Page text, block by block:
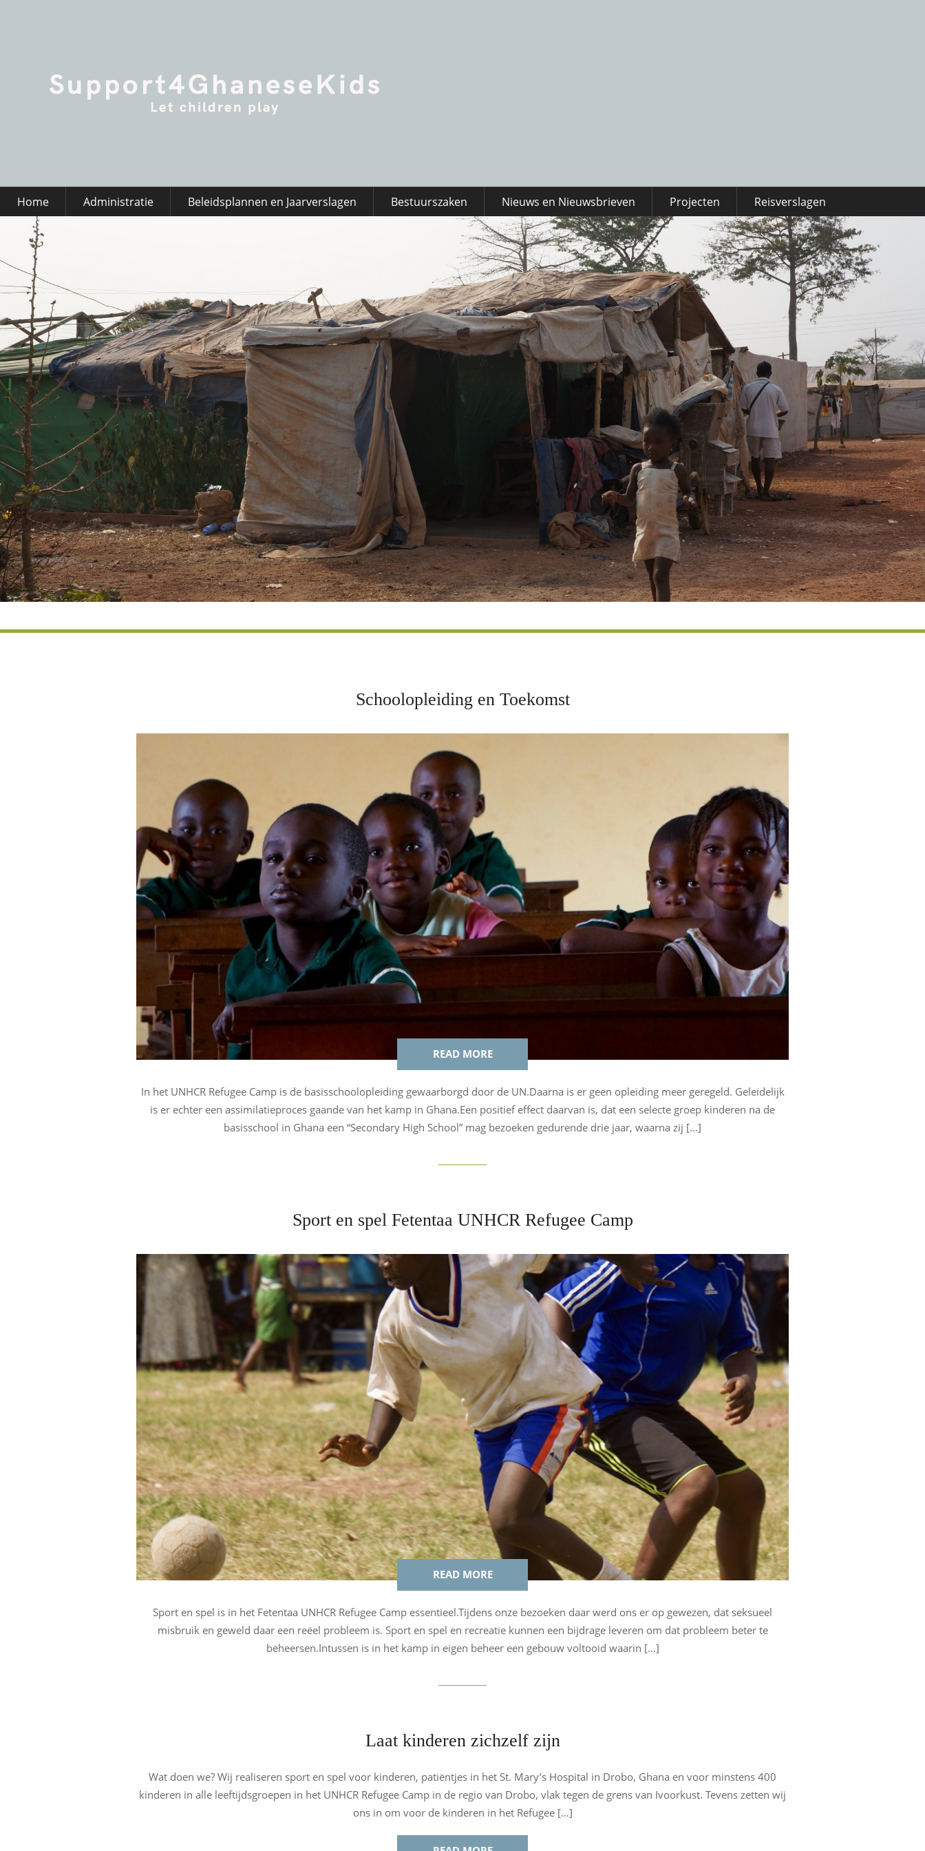
Home Administratie Beleidsplannen en Jaarverslagen Bestuurszaken Nieuws en Nieuwsbrieven Projecten Reisverslagen
Schoolopleiding en Toekomst
READ MORE
In het UNHCR Refugee Camp is de basisschoolopleiding gewaarborgd door de UN.Daarna is er geen opleiding meer geregeld. Geleidelijk
is er echter een assimilatieproces gaande van het kamp in Ghana.Een positief effect daarvan is, dat een selecte groep kinderen na de
basisschool in Ghana een “Secondary High School” mag bezoeken gedurende drie jaar, waarna zij […]
Sport en spel Fetentaa UNHCR Refugee Camp
READ MORE
Sport en spel is in het Fetentaa UNHCR Refugee Camp essentieel.Tijdens onze bezoeken daar werd ons er op gewezen, dat seksueel
misbruik en geweld daar een reëel probleem is. Sport en spel en recreatie kunnen een bijdrage leveren om dat probleem beter te
beheersen.Intussen is in het kamp in eigen beheer een gebouw voltooid waarin […]
Laat kinderen zichzelf zijn
Wat doen we? Wij realiseren sport en spel voor kinderen, patiëntjes in het St. Mary’s Hospital in Drobo, Ghana en voor minstens 400
kinderen in alle leeftijdsgroepen in het UNHCR Refugee Camp in de regio van Drobo, vlak tegen de grens van Ivoorkust. Tevens zetten wij
ons in om voor de kinderen in het Refugee […]